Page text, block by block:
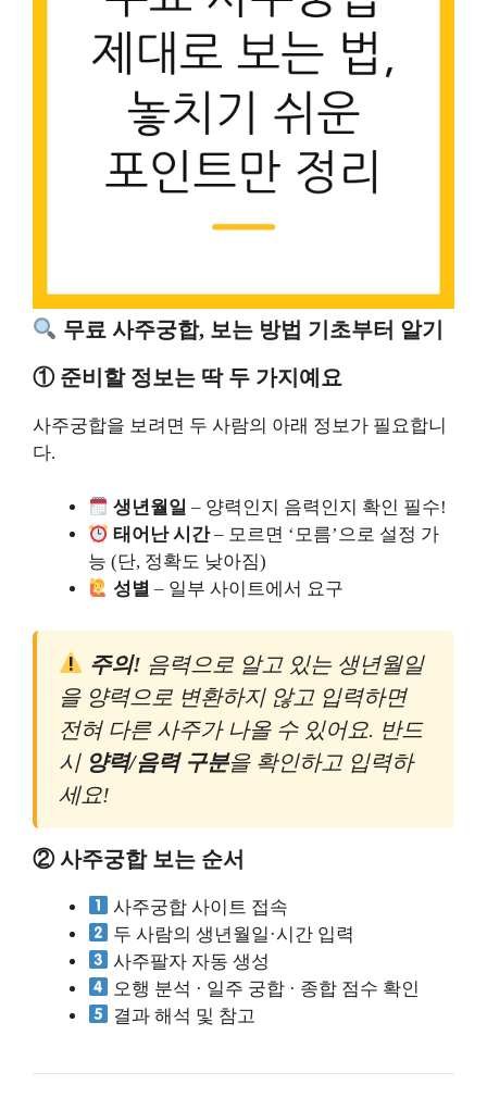
무료 사주궁합, 보는 방법 기초부터 알기
① 준비할 정보는 딱 두 가지예요
사주궁합을 보려면 두 사람의 아래 정보가 필요합니
다.
생년월일 – 양력인지 음력인지 확인 필수!
태어난 시간– 모르면 ‘모름’으로 설정 가
능 (단, 정확도 낮아짐)
성별 – 일부 사이트에서 요구
주의! 음력으로 알고 있는 생년월일
을 양력으로 변환하지 않고 입력하면
전혀 다른 사주가 나올 수 있어요. 반드
시 양력/음력 구분을 확인하고 입력하
세요!
② 사주궁합 보는 순서
사주궁합 사이트 접속
두 사람의 생년월일·시간 입력
사주팔자 자동 생성
오행 분석 · 일주 궁합 · 종합 점수 확인
결과 해석 및 참고